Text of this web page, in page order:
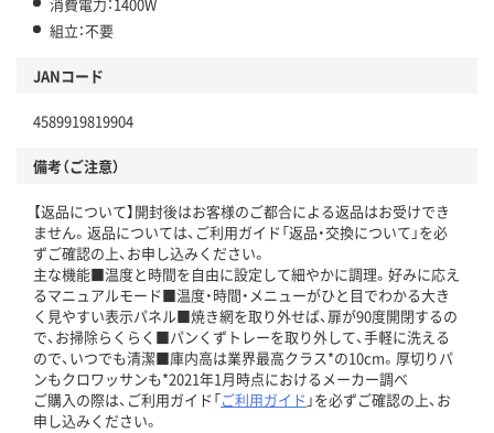
組立：不要
JANコード
4589919819904
備考（ご注意）
【返品について】開封後はお客様のご都合による返品はお受けでき
ません。返品については、ご利用ガイド「返品・交換について」を必
ずご確認の上、お申し込みください。
主な機能■温度と時間を自由に設定して細やかに調理。好みに応え
るマニュアルモード■温度・時間・メニューがひと目でわかる大き
く見やすい表示パネル■焼き網を取り外せば、扉が90度開閉するの
で、お掃除らくらく■パンくずトレーを取り外して、手軽に洗える
ので、いつでも清潔■庫内高は業界最高クラス*の10cm。厚切りパ
ンもクロワッサンも*2021年1月時点におけるメーカー調べ
ご購入の際は、ご利用ガイド「ご利用ガイド 」を必ずご確認の上、お
申し込みください。